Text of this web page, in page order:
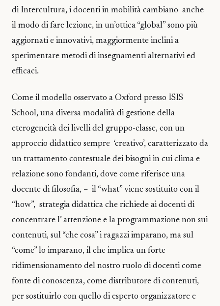
di Intercultura, i docenti in mobilità cambiano anche
il modo di fare lezione, in un’ottica “global” sono più
aggiornati e innovativi, maggiormente inclini a
sperimentare metodi di insegnamenti alternativi ed
efficaci.
Come il modello osservato a Oxford presso ISIS
School, una diversa modalità di gestione della
eterogeneità dei livelli del gruppo-classe, con un
approccio didattico sempre ‘creativo’, caratterizzato da
un trattamento contestuale dei bisogni in cui clima e
relazione sono fondanti, dove come riferisce una
docente di filosofia, – il “what” viene sostituito con il
“how”, strategia didattica che richiede ai docenti di
concentrare l’ attenzione e la programmazione non sui
contenuti, sul “che cosa” i ragazzi imparano, ma sul
“come” lo imparano, il che implica un forte
ridimensionamento del nostro ruolo di docenti come
fonte di conoscenza, come distributore di contenuti,
per sostituirlo con quello di esperto organizzatore e